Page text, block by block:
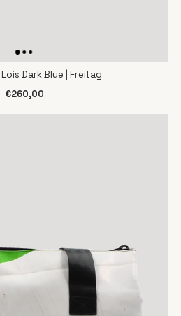
Dark Blue | Freitag
€260,00